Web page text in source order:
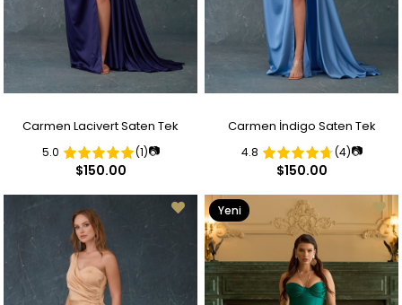
Carmen Lacivert Saten Tek
Omuzlu Yırtmaçlı Uzun Abiye
Elbise
5.0 (1)📷
$150.00
Carmen İndigo Saten Tek
Omuzlu Yırtmaçlı Uzun Abiye
Elbise
4.8 (4)📷
$150.00
Yeni
Ürün